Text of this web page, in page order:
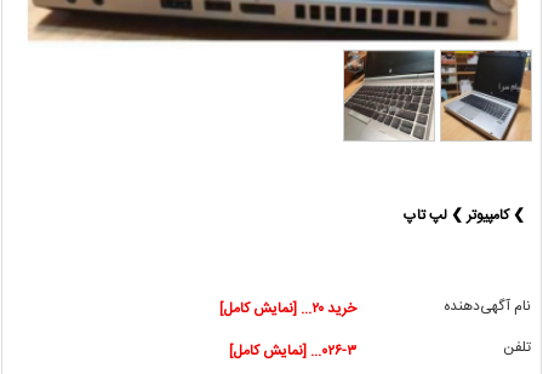
❯ کامپیوتر ❯ لپ تاپ
نام آگهی‌دهنده
خرید ۲۰... [نمایش کامل]
تلفن
۰۲۶-۳... [نمایش کامل]